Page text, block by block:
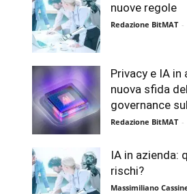
nuove regole
Redazione BitMAT -
Privacy e IA in
nuova sfida
governance
Redazione BitMAT -
IA in azienda:
rischi?
Massimiliano